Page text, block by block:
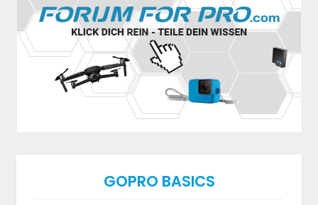
GOPRO BASICS